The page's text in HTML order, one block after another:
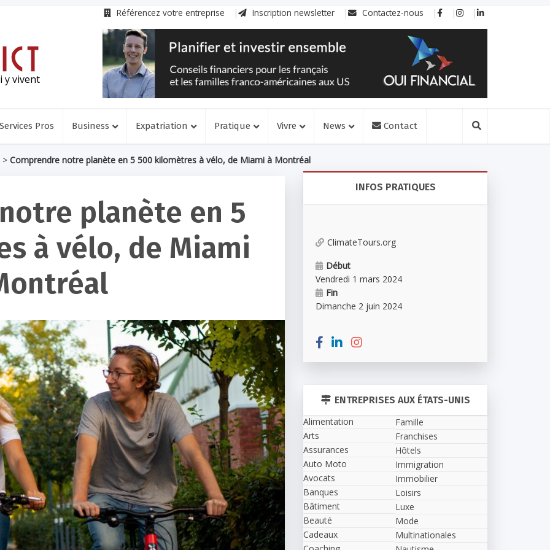
Référencez votre entreprise Inscription newsletter Contactez-nous
y vivent
Services Pros Business Expatriation Pratique Vivre News Contact
> Comprendre notre planète en 5 500 kilomètres à vélo, de Miami à Montréal
planète en 5
à vélo, de Miami
INFOS PRATIQUES
ClimateTours.org
Début
Vendredi 1 mars 2024
Fin
Dimanche 2 juin 2024
ENTREPRISES AUX ÉTATS-UNIS
Alimentation
Arts
Assurances
Auto Moto
Avocats
Banques
Bâtiment
Beauté
Cadeaux
Famille
Franchises
Hôtels
Immigration
Immobilier
Loisirs
Luxe
Mode
Multinationales